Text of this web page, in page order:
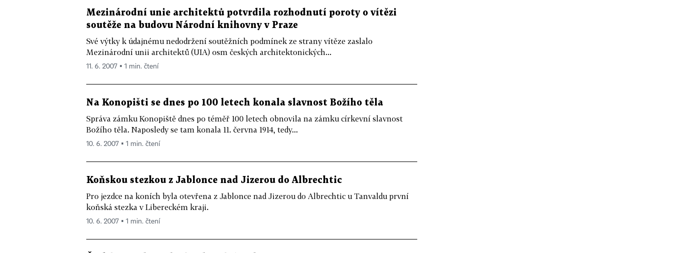
Mezinárodní unie architektů potvrdila rozhodnutí poroty o vítězi
soutěže na budovu Národní knihovny v Praze
Své výtky k údajnému nedodržení soutěžních podmínek ze strany vítěze zaslalo
Mezinárodní unii architektů (UIA) osm českých architektonických...
11. 6. 2007 ▪ 1 min. čtení
Na Konopišti se dnes po 100 letech konala slavnost Božího těla
Správa zámku Konopiště dnes po téměř 100 letech obnovila na zámku církevní slavnost
Božího těla. Naposledy se tam konala 11. června 1914, tedy...
10. 6. 2007 ▪ 1 min. čtení
Koňskou stezkou z Jablonce nad Jizerou do Albrechtic
Pro jezdce na koních byla otevřena z Jablonce nad Jizerou do Albrechtic u Tanvaldu první
koňská stezka v Libereckém kraji.
10. 6. 2007 ▪ 1 min. čtení